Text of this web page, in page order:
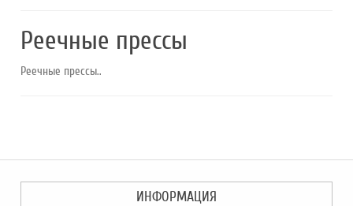
Реечные прессы
Реечные прессы..
ИНФОРМАЦИЯ